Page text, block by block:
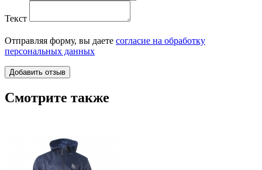
Текст
Отправляя форму, вы даете согласие на обработку
персональных данных
Смотрите также